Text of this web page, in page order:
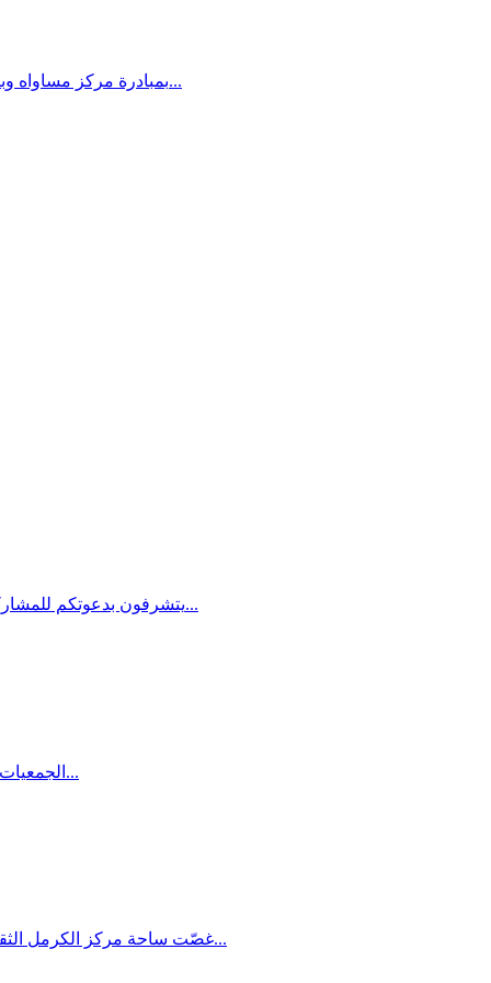
بمبادرة مركز مساواه وبالتعاون مع نساء ضد العنف ،الزهراء ،معا،انتماء وعطاء ومركز الطفوله سيعلن ابتداء من الاول من شهر اب عن حملة من اجل تشغيل النساء...
يتشرفون بدعوتكم للمشاركة في ورشة عمل قانونية لمناقشة • قانون التخطيط والبناء الجديد – المصادق عليه ضمن قانون التسويات 11.2015. • اقتراح قانون التخطيط...
الجمعيات العربية تعاني تاريخياً من الملاحقة والتمييز في تخصيص الموارد المالية والتسهيلات الضريبية والقانون الجديد يحاول تعميق قمع حرية التنظيم...
غصّت ساحة مركز الكرمل الثقافي التربوي الحقوقي في مدينة حيفا، يوم الأحد 3.7.2016، بعدد كبير من أصدقاء وعائلة الكاتب الراحل سلمان ناطور، وذلك في لقاء خاص تم...